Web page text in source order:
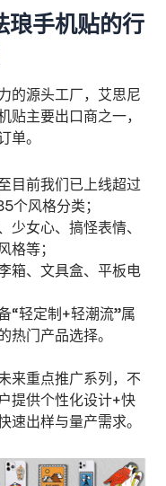
琅手机贴的行
的源头工厂，艾思尼
主要出口商之一，
单。
目前我们已上线超过
风格分类；
少女心、搞怪表情、
格等；
箱、文具盒、平板电
“轻定制+轻潮流”属
热门产品选择。
来重点推广系列，不
提供个性化设计+快
出样与量产需求。